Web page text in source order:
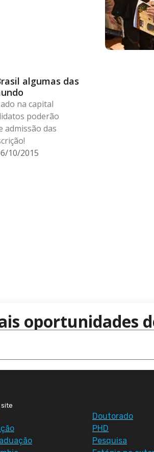
algumas das
na capital
poderão
admissão das
10/2015
oportunidades
site
Doutorado
PHD
Pesquisa